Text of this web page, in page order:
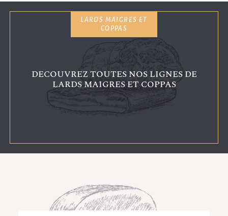
LARDS MAIGRES ET
COPPAS
DECOUVREZ TOUTES NOS LIGNES DE
LARDS MAIGRES ET COPPAS